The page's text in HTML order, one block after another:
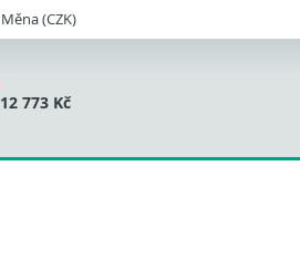
Měna(CZK)
12 773 Kč